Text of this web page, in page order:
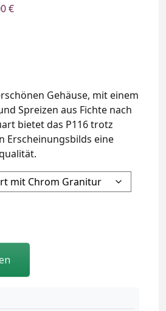
€
Gehäuse, mit einem
Spreizen aus Fichte nach
bietet das P116 trotz
Erscheinungsbilds eine